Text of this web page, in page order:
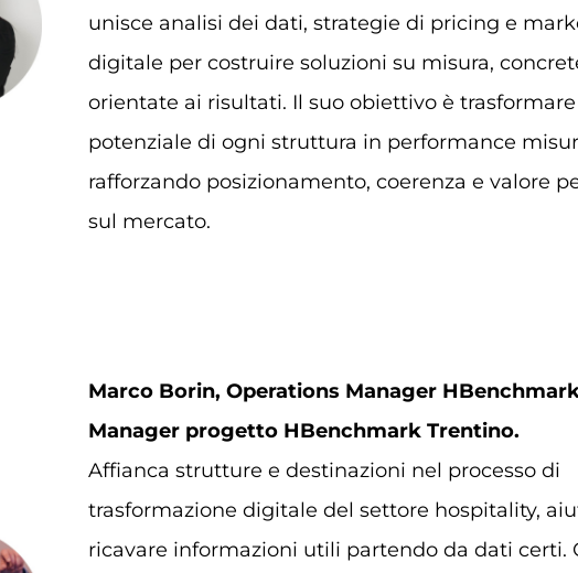
unisce analisi dei dati, strategie di pricing e
digitale per costruire soluzioni su misura,
orientate ai risultati. Il suo obiettivo è
potenziale di ogni struttura in performance
rafforzando posizionamento, coerenza e valore
sul mercato.
Marco Borin, Operations Manager
Manager progetto HBenchmark Trentino.
Affianca strutture e destinazioni nel processo di
trasformazione digitale del settore hospitality,
ricavare informazioni utili partendo da dati certi.